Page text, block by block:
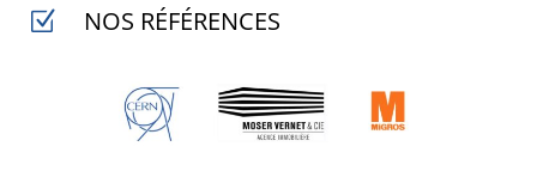
Z NOS RÉFÉRENCES